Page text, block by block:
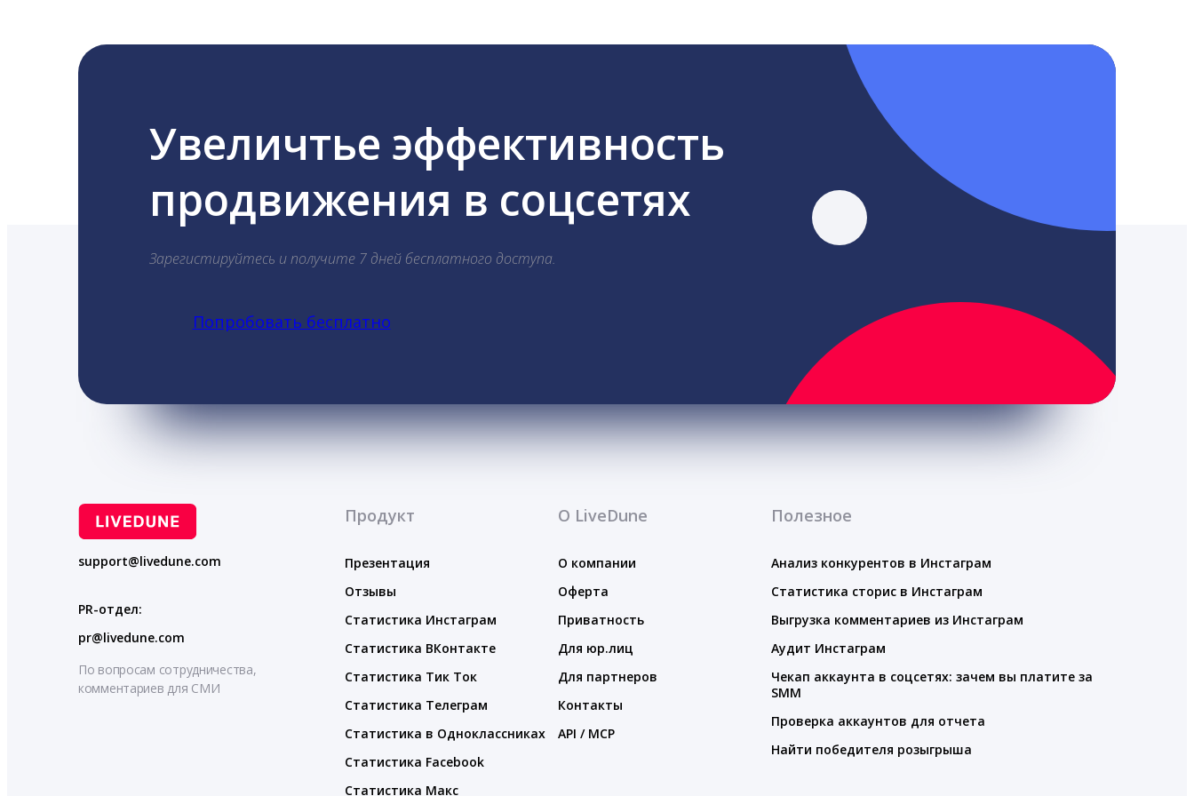
Увеличтье эффективность
продвижения в соцсетях
Зарегистируйтесь и получите 7 дней бесплатного доступа.
Попробовать бесплатно
support@livedune.com
PR-отдел:
pr@livedune.com
По вопросам сотрудничества,
комментариев для СМИ
Продукт
Презентация
Отзывы
Статистика Инстаграм
Статистика ВКонтакте
Статистика Тик Ток
Статистика Телеграм
Статистика в Одноклассниках
Статистика Facebook
Статистика Макс
О LiveDune
О компании
Оферта
Приватность
Для юр.лиц
Для партнеров
Контакты
API / MCP
Полезное
Анализ конкурентов в Инстаграм
Статистика сторис в Инстаграм
Выгрузка комментариев из Инстаграм
Аудит Инстаграм
Чекап аккаунта в соцсетях: зачем вы платите за
SMM
Проверка аккаунтов для отчета
Найти победителя розыгрыша